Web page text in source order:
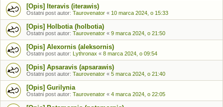
[Opis] Iteravis (iterawis)
Ostatni post autor: Taurovenator « 10 marca 2024, o 15:33
[Opis] Holbotia (holbotia)
Ostatni post autor: Taurovenator « 9 marca 2024, o 21:50
[Opis] Alexornis (aleksornis)
Ostatni post autor: Lythronax « 8 marca 2024, o 09:54
[Opis] Apsaravis (apsarawis)
Ostatni post autor: Taurovenator « 5 marca 2024, o 21:40
[Opis] Gurilynia
Ostatni post autor: Taurovenator « 4 marca 2024, o 22:05